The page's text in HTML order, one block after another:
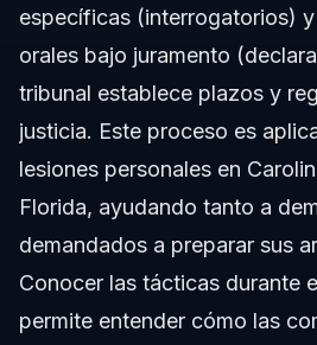
específicas (interrogatorios)
orales bajo juramento
tribunal establece plazos y
justicia. Este proceso es
lesiones personales en
Florida, ayudando tanto a
demandados a preparar sus
Conocer las tácticas durante
permite entender cómo las